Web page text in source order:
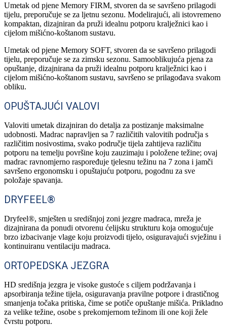
Umetak od pjene Memory FIRM, stvoren da se savršeno prilagodi
tijelu, preporučuje se za ljetnu sezonu. Modelirajući, ali istovremeno
kompaktan, dizajniran da pruži idealnu potporu kralježnici kao i
cijelom mišićno-koštanom sustavu.
Umetak od pjene Memory SOFT, stvoren da se savršeno prilagodi
tijelu, preporučuje se za zimsku sezonu. Samooblikujuća pjena za
opuštanje, dizajnirana da pruži idealnu potporu kralježnici kao i
cijelom mišićno-koštanom sustavu, savršeno se prilagođava svakom
obliku.
OPUŠTAJUĆI VALOVI
Valoviti umetak dizajniran do detalja za postizanje maksimalne
udobnosti. Madrac napravljen sa 7 različitih valovitih područja s
različitim nosivostima, svako područje tijela zahtijeva različitu
potporu na temelju površine koju zauzimaju i položene težine; ovaj
madrac ravnomjerno raspoređuje tjelesnu težinu na 7 zona i jamči
savršeno ergonomsku i opuštajuću potporu, pogodnu za sve
položaje spavanja.
DRYFEEL®
Dryfeel®, smješten u središnjoj zoni jezgre madraca, mreža je
dizajnirana da ponudi otvorenu ćelijsku strukturu koja omogućuje
brzo izbacivanje vlage koju proizvodi tijelo, osiguravajući svježinu i
kontinuiranu ventilaciju madraca.
ORTOPEDSKA JEZGRA
HD središnja jezgra je visoke gustoće s ciljem podržavanja i
apsorbiranja težine tijela, osiguravanja pravilne potpore i drastičnog
smanjenja točaka pritiska, čime se potiče opuštanje mišića. Prikladno
za velike težine, osobe s prekomjernom težinom ili one koji žele
čvrstu potporu.